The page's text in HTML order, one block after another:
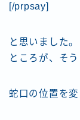
[/prpsay]
と思いました。
ところが、そう
蛇口の位置を